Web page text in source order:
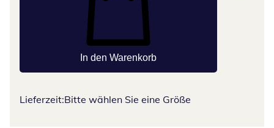
In den Warenkorb
Lieferzeit:Bitte wählen Sie eine Größe